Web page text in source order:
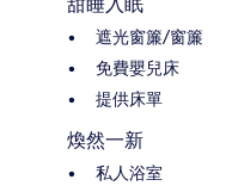
遮光窗簾/窗簾
免費嬰兒床
提供床單
煥然一新
私人浴室